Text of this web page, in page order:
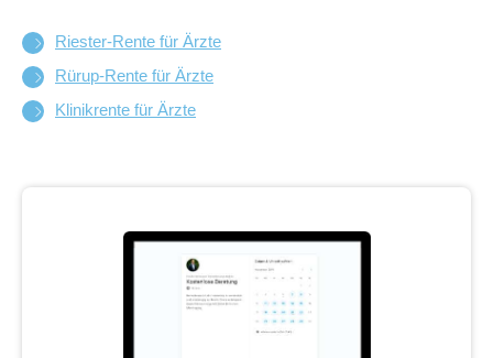
Riester-Rente für Ärzte
Rürup-Rente für Ärzte
Klinikrente für Ärzte